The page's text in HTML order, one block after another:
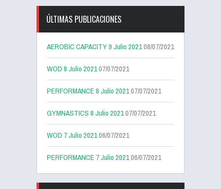
ÚLTIMAS PUBLICACIONES
AEROBIC CAPACITY 9 Julio 202108/07/2021
WOD 8 Julio 202107/07/2021
PERFORMANCE 8 Julio 202107/07/2021
GYMNASTICS 8 Julio 202107/07/2021
WOD 7 Julio 202106/07/2021
PERFORMANCE 7 Julio 202106/07/2021